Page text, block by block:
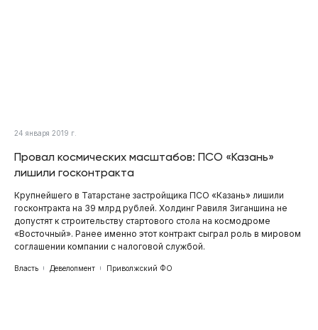
24 января 2019 г.
Провал космических масштабов: ПСО «Казань»
лишили госконтракта
Крупнейшего в Татарстане застройщика ПСО «Казань» лишили
госконтракта на 39 млрд рублей. Холдинг Равиля Зиганшина не
допустят к строительству стартового стола на космодроме
«Восточный». Ранее именно этот контракт сыграл роль в мировом
соглашении компании с налоговой службой.
Власть Девелопмент Приволжский ФО